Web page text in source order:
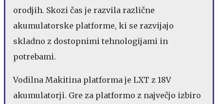
orodjih. Skozi čas je razvila različne
akumulatorske platforme, ki se razvijajo
skladno z dostopnimi tehnologijami in
potrebami.
Vodilna Makitina platforma je LXT z 18V
akumulatorji. Gre za platformo z največjo izbiro